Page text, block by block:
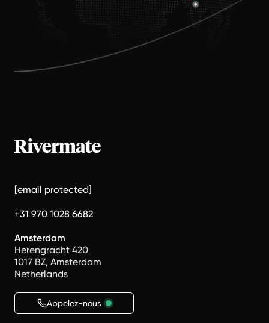
[email protected]
+31 970 1028 6682
Amsterdam
Herengracht 420
1017 BZ, Amsterdam
Netherlands
Appelez-nous